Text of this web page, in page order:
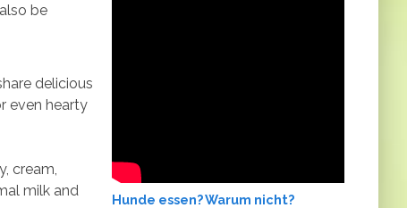
be
delicious
even hearty
cream,
milk and
Hunde essen? Warum nicht?